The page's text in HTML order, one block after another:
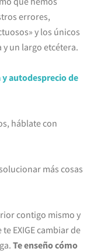
errores,
y los únicos
un largo etcétera.
autodesprecio de
háblate con
más cosas
contigo mismo y
EXIGE cambiar de
Te enseño cómo